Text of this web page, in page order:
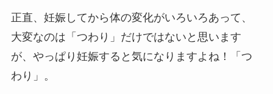
正直、妊娠してから体の変化がいろいろあって、
大変なのは「つわり」だけではないと思います
が、やっぱり妊娠すると気になりますよね！「つ
わり」。